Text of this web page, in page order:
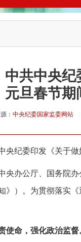
中共中央纪
元旦春节期
： 中央纪委国家监委网站
央纪委印发《关于做
央办公厅、国务院办
》）。为贯彻落实
使命，强化政治监督